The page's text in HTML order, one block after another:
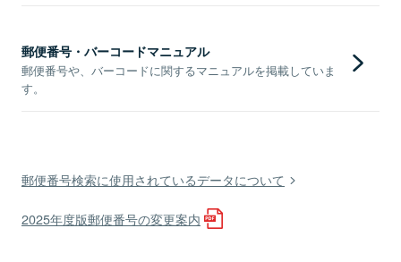
郵便番号・バーコードマニュアル
郵便番号や、バーコードに関するマニュアルを掲載していま
す。
郵便番号検索に使用されているデータについて
2025年度版郵便番号の変更案内